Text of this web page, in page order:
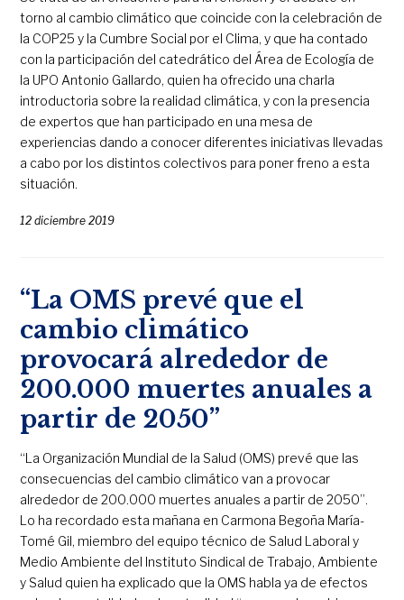
torno al cambio climático que coincide con la celebración de
la COP25 y la Cumbre Social por el Clima, y que ha contado
con la participación del catedrático del Área de Ecología de
la UPO Antonio Gallardo, quien ha ofrecido una charla
introductoria sobre la realidad climática, y con la presencia
de expertos que han participado en una mesa de
experiencias dando a conocer diferentes iniciativas llevadas
a cabo por los distintos colectivos para poner freno a esta
situación.
12 diciembre 2019
“La OMS prevé que el
cambio climático
provocará alrededor de
200.000 muertes anuales a
partir de 2050”
“La Organización Mundial de la Salud (OMS) prevé que las
consecuencias del cambio climático van a provocar
alrededor de 200.000 muertes anuales a partir de 2050”.
Lo ha recordado esta mañana en Carmona Begoña María-
Tomé Gil, miembro del equipo técnico de Salud Laboral y
Medio Ambiente del Instituto Sindical de Trabajo, Ambiente
y Salud quien ha explicado que la OMS habla ya de efectos